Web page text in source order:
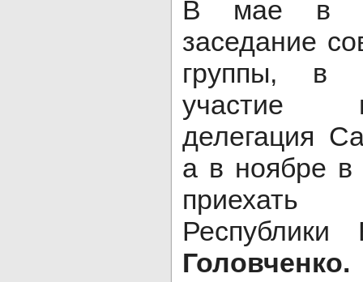
В мае в
заседание
группы, в
участие
делегация
а в ноябре в
приехать
Головченко.